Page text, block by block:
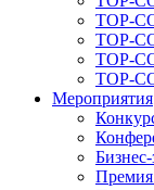
TOP-
TOP-
TOP-
TOP-
Мероприятия
Бизнес-